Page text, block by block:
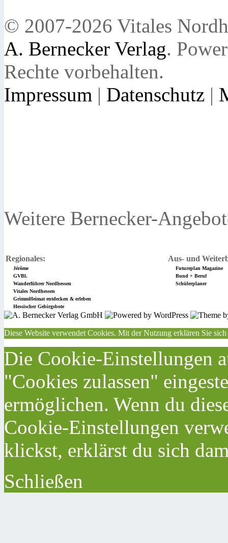
© 2007-2026 Vitales
A. Bernecker Verlag.
Rechte vorbehalten.
Impressum | Datenschutz |
Weitere Bernecker-
Regionales: Aus- und
Jérôme
Futureplan Magazine
GVBl.
Bund + Beruf
Wanderführer Nordhessen
Schülerplaner
Vitales Nordhessen
GrimmHeimat entdecken & erleben
Hessischer Gebirgsbote
Diese Website verwendet Cookies. Mit der Nutzung erklären Sie
Die Cookie-Einstellungen
"Cookies zulassen"
ermöglichen. Wenn du
Cookie-Einstellungen
klickst, erklärst du sich
Schließen